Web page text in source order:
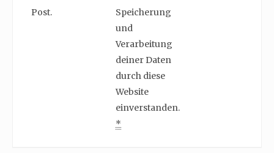
Post.
Speicherung
und
Verarbeitung
deiner Daten
durch diese
Website
einverstanden.
*